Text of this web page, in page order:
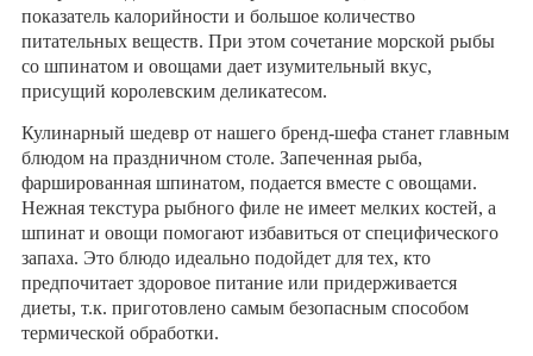
показатель калорийности и большое количество
питательных веществ. При этом сочетание морской рыбы
со шпинатом и овощами дает изумительный вкус,
присущий королевским деликатесом.
Кулинарный шедевр от нашего бренд-шефа станет главным
блюдом на праздничном столе. Запеченная рыба,
фаршированная шпинатом, подается вместе с овощами.
Нежная текстура рыбного филе не имеет мелких костей, а
шпинат и овощи помогают избавиться от специфического
запаха. Это блюдо идеально подойдет для тех, кто
предпочитает здоровое питание или придерживается
диеты, т.к. приготовлено самым безопасным способом
термической обработки.